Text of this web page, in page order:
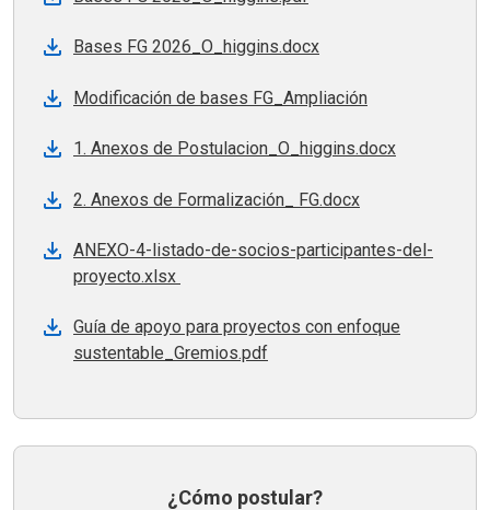
Bases FG 2026_O_higgins.docx
Modificación de bases FG_Ampliación
1. Anexos de Postulacion_O_higgins.docx
2. Anexos de Formalización_ FG.docx
ANEXO-4-listado-de-socios-participantes-del-
proyecto.xlsx
Guía de apoyo para proyectos con enfoque
sustentable_Gremios.pdf
¿Cómo postular?